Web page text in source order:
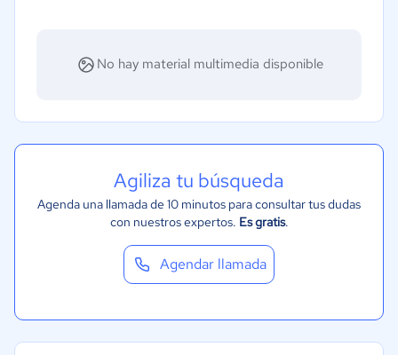
No hay material multimedia disponible
Agiliza tu búsqueda
Agenda una llamada de 10 minutos para consultar tus dudas
con nuestros expertos. Es gratis.
Agendar llamada